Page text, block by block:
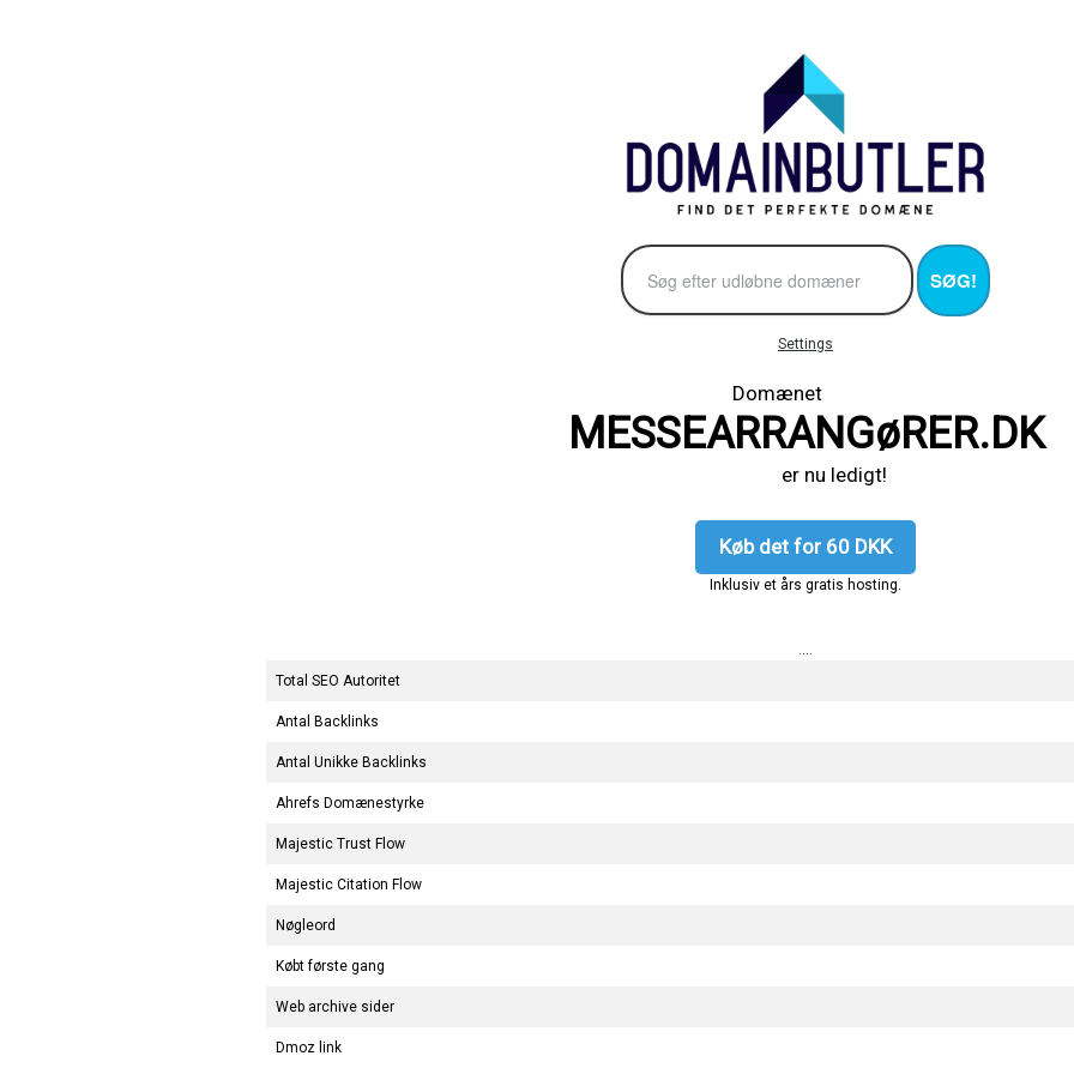
SØG!
Settings
Domænet
MESSEARRANGøRER.DK
er nu ledigt!
Køb det for 60 DKK
Inklusiv et års gratis hosting.
....
Total SEO Autoritet
Antal Backlinks
Antal Unikke Backlinks
Ahrefs Domænestyrke
Majestic Trust Flow
Majestic Citation Flow
Nøgleord
Købt første gang
Web archive sider
Dmoz link